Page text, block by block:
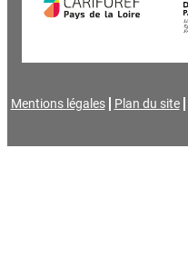
Mentions légales Plan du site